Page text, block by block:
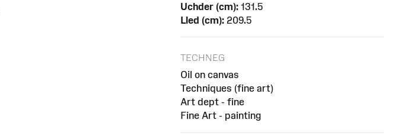
Uchder (cm): 131.5
Lled (cm): 209.5
TECHNEG
Oil on canvas
Techniques (fine art)
Art dept - fine
Fine Art - painting